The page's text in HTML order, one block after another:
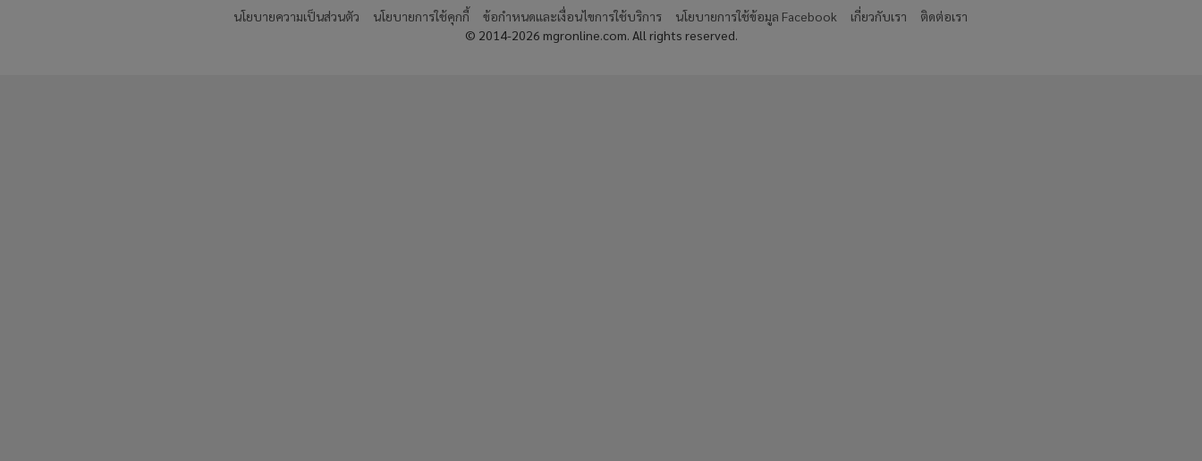
นโยบายความเป็นส่วนตัว นโยบายการใช้คุกกี้ ข้อกำหนดและเงื่อนไขการใช้บริการ นโยบายการใช้ข้อมูล Facebook เกี่ยวกับเรา
ติดต่อเรา
© 2014-2026 mgronline.com. All rights reserved.